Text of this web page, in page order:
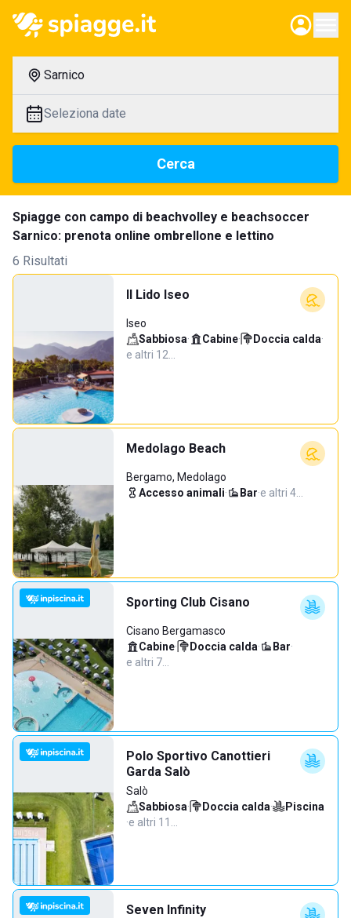
Sarnico
Seleziona date
Cerca
Spiagge con campo di beachvolley e beachsoccer
Sarnico: prenota online ombrellone e lettino
6 Risultati
Il Lido Iseo
Iseo
Sabbiosa· Cabine· Doccia calda·
e altri 12…
Medolago Beach
Bergamo, Medolago
Accesso animali· Bar·e altri 4…
Sporting Club Cisano
Cisano Bergamasco
Cabine· Doccia calda· Bar·
e altri 7…
Polo Sportivo Canottieri
Garda Salò
Salò
Sabbiosa· Doccia calda·
Piscina
·e altri 11…
Seven Infinity